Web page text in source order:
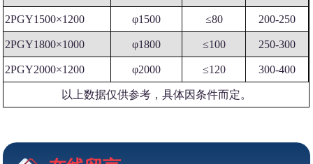
2PGY1500×1200 φ1500 ≤80 200-250
2PGY1800×1000 φ1800 ≤100 250-300
2PGY2000×1200 φ2000 ≤120 300-400
以上数据仅供参考，具体因条件而定。